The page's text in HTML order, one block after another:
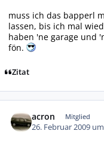
muss ich das bapperl
lassen, bis ich mal
haben 'ne garage und
fön.
Zitat
acron Mitglied
26. Februar 2009